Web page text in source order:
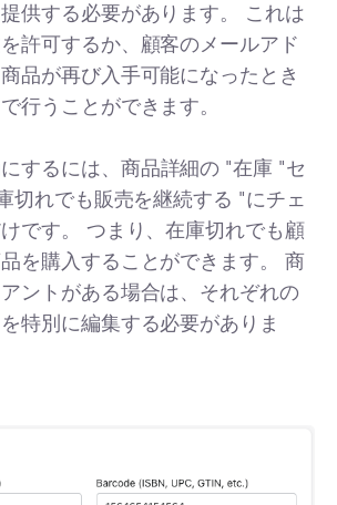
供する必要があります。 これは
許可するか、顧客のメールアド
品が再び入手可能になったとき
行うことができます。
するには、商品詳細の "在庫 "セ
切れでも販売を継続する "にチェ
です。 つまり、在庫切れでも顧
を購入することができます。 商
ントがある場合は、それぞれの
特別に編集する必要がありま